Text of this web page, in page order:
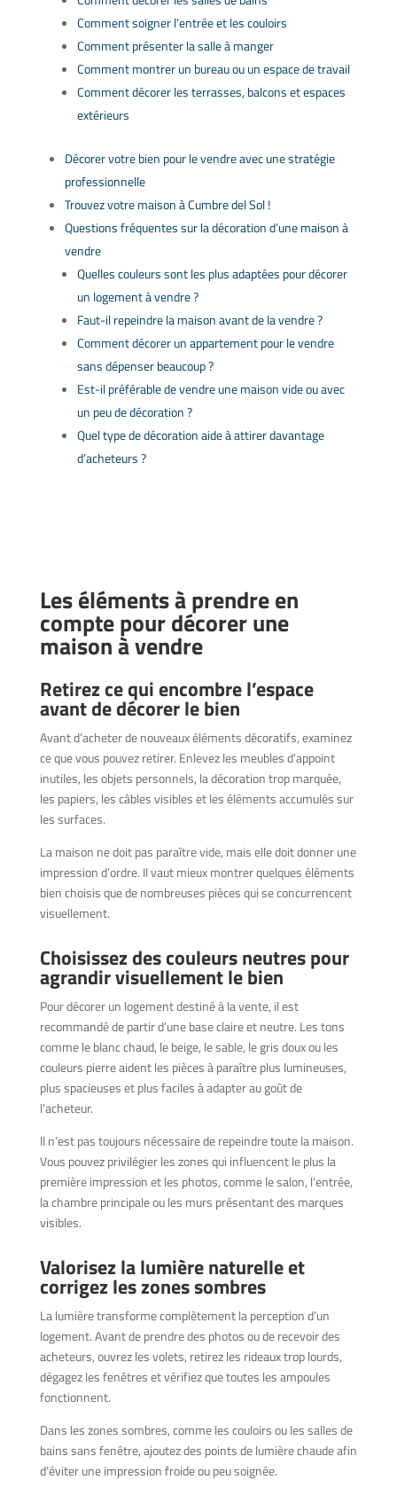
Comment soigner l’entrée et les couloirs
Comment présenter la salle à manger
Comment montrer un bureau ou un espace de travail
Comment décorer les terrasses, balcons et espaces
extérieurs
Décorer votre bien pour le vendre avec une stratégie
professionnelle
Trouvez votre maison à Cumbre del Sol !
Questions fréquentes sur la décoration d’une maison à
vendre
Quelles couleurs sont les plus adaptées pour décorer
un logement à vendre ?
Faut-il repeindre la maison avant de la vendre ?
Comment décorer un appartement pour le vendre
sans dépenser beaucoup ?
Est-il préférable de vendre une maison vide ou avec
un peu de décoration ?
Quel type de décoration aide à attirer davantage
d’acheteurs ?
Les éléments à prendre en
compte pour décorer une
maison à vendre
Retirez ce qui encombre l’espace
avant de décorer le bien
Avant d’acheter de nouveaux éléments décoratifs, examinez
ce que vous pouvez retirer. Enlevez les meubles d’appoint
inutiles, les objets personnels, la décoration trop marquée,
les papiers, les câbles visibles et les éléments accumulés sur
les surfaces.
La maison ne doit pas paraître vide, mais elle doit donner une
impression d’ordre. Il vaut mieux montrer quelques éléments
bien choisis que de nombreuses pièces qui se concurrencent
visuellement.
Choisissez des couleurs neutres pour
agrandir visuellement le bien
Pour décorer un logement destiné à la vente, il est
recommandé de partir d’une base claire et neutre. Les tons
comme le blanc chaud, le beige, le sable, le gris doux ou les
couleurs pierre aident les pièces à paraître plus lumineuses,
plus spacieuses et plus faciles à adapter au goût de
l’acheteur.
Il n’est pas toujours nécessaire de repeindre toute la maison.
Vous pouvez privilégier les zones qui influencent le plus la
première impression et les photos, comme le salon, l’entrée,
la chambre principale ou les murs présentant des marques
visibles.
Valorisez la lumière naturelle et
corrigez les zones sombres
La lumière transforme complètement la perception d’un
logement. Avant de prendre des photos ou de recevoir des
acheteurs, ouvrez les volets, retirez les rideaux trop lourds,
dégagez les fenêtres et vérifiez que toutes les ampoules
fonctionnent.
Dans les zones sombres, comme les couloirs ou les salles de
bains sans fenêtre, ajoutez des points de lumière chaude afin
d’éviter une impression froide ou peu soignée.